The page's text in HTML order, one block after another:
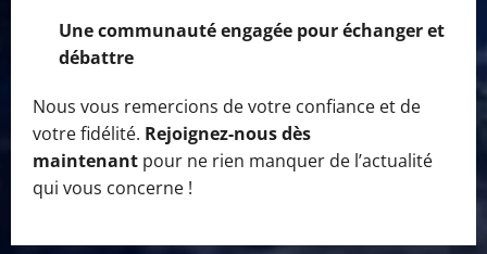
Une communauté engagée pour échanger et
débattre
Nous vous remercions de votre confiance et de
votre fidélité. Rejoignez-nous dès
maintenant pour ne rien manquer de l’actualité
qui vous concerne !